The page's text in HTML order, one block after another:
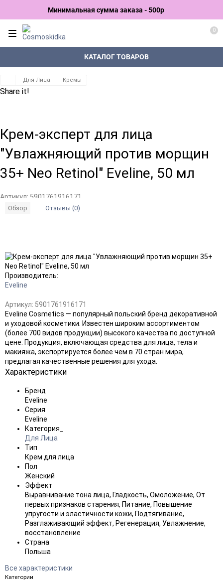
Минимальная сумма заказа - 500р
КАТАЛОГ ТОВАРОВ
0
Для Лица Кремы
Share it!
Крем-эксперт для лица
"Увлажняющий против морщин
35+ Neo Retinol" Eveline, 50 мл
Артикул: 5901761916171
Обзор Отзывы (0)
в
избранное
Производитель:
Eveline
Артикул: 5901761916171
Eveline Cosmetics — популярный польский бренд декоративной
и уходовой косметики. Известен широким ассортиментом
(более 700 видов продукции) высокого качества по доступной
цене. Продукция, включающая средства для лица, тела и
макияжа, экспортируется более чем в 70 стран мира,
предлагая качественные решения для ухода.
Характеристики
Бренд
Eveline
Серия
Eveline
Категория_
Для Лица
Тип
Крем для лица
Пол
Женский
Эффект
Выравнивание тона лица, Гладкость, Омоложение, От
первых признаков старения, Питание, Повышение
упругости и эластичности кожи, Подтягивание,
Разглаживающий эффект, Регенерация, Увлажнение,
восстановление
Страна
Польша
Все характеристики
Категории